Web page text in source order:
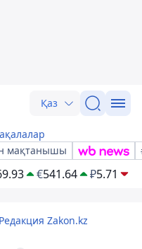
Қаз
мақтанышы
€541.64 ₽5.71
Редакция Zakon.kz